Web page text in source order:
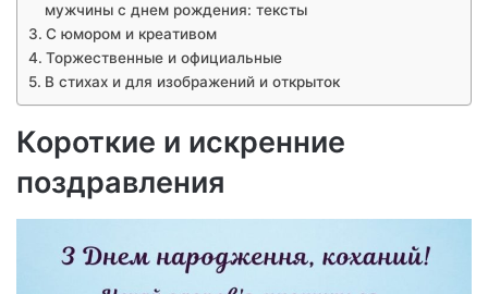
мужчины с днем рождения: тексты
С юмором и креативом
Торжественные и официальные
В стихах и для изображений и открыток
Короткие и искренние
поздравления